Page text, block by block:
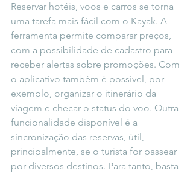
Reservar hotéis, voos e carros se torna
uma tarefa mais fácil com o Kayak. A
ferramenta permite comparar preços,
com a possibilidade de cadastro para
receber alertas sobre promoções. Com
o aplicativo também é possível, por
exemplo, organizar o itinerário da
viagem e checar o status do voo. Outra
funcionalidade disponível é a
sincronização das reservas, útil,
principalmente, se o turista for passear
por diversos destinos. Para tanto, basta